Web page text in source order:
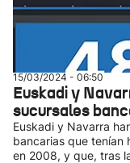
15/03/2024 - 06:50
Euskadi y
sucursales
Euskadi y Navarra
bancarias que tenían
en 2008, y que, tras